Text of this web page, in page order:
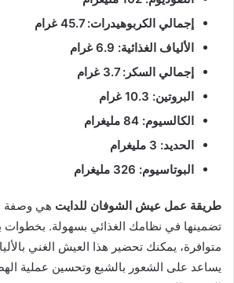
إجمالي الكربوهيدرات: 45.7 غرام
الألياف الغذائية: 6.9 غرام
إجمالي السكر: 3.7 غرام
البروتين: 10.3 غرام
الكالسيوم: 84 مليغرام
الحديد: 3 مليغرام
البوتاسيوم: 326 مليغرام
طريقة عمل عيش الشوفان للدايت هي وصفة
تضمينها في نظامك الغذائي بسهولة.
متوافرة، يمكنك تحضير هذا العيش الغني
يساعد على الشعور بالشبع وتحسين عملية